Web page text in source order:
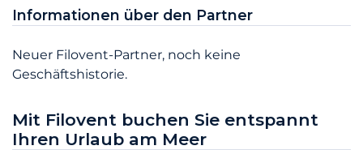
Informationen über den Partner
Neuer Filovent-Partner, noch keine
Geschäftshistorie.
Mit Filovent buchen Sie entspannt
Ihren Urlaub am Meer